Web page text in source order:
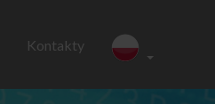
Kontakty